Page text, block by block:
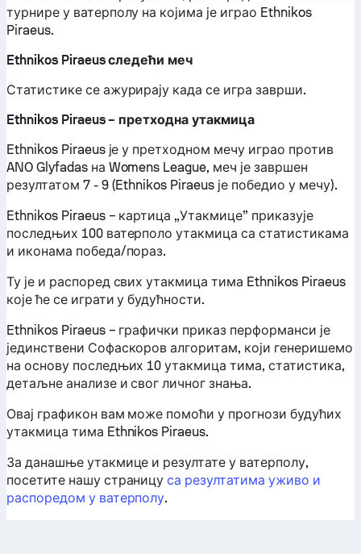
турнире у ватерполу на којима је играо Ethnikos
Piraeus.
Ethnikos Piraeus следећи меч
Статистике се ажурирају када се игра заврши.
Ethnikos Piraeus – претходна утакмица
Ethnikos Piraeus је у претходном мечу играо против
ANO Glyfadas на Womens League, меч је завршен
резултатом 7 - 9 (Ethnikos Piraeus је победио у мечу).
Ethnikos Piraeus – картица „Утакмице” приказује
последњих 100 ватерполо утакмица са статистикама
и иконама победа/пораз.
Ту је и распоред свих утакмица тима Ethnikos Piraeus
које ће се играти у будућности.
Ethnikos Piraeus – графички приказ перформанси је
јединствени Софаскоров алгоритам, који генеришемо
на основу последњих 10 утакмица тима, статистика,
детаљне анализе и свог личног знања.
Овај графикон вам може помоћи у прогнози будућих
утакмица тима Ethnikos Piraeus.
За данашње утакмице и резултате у ватерполу,
посетите нашу страницуса резултатима уживо и
распоредом у ватерполу.